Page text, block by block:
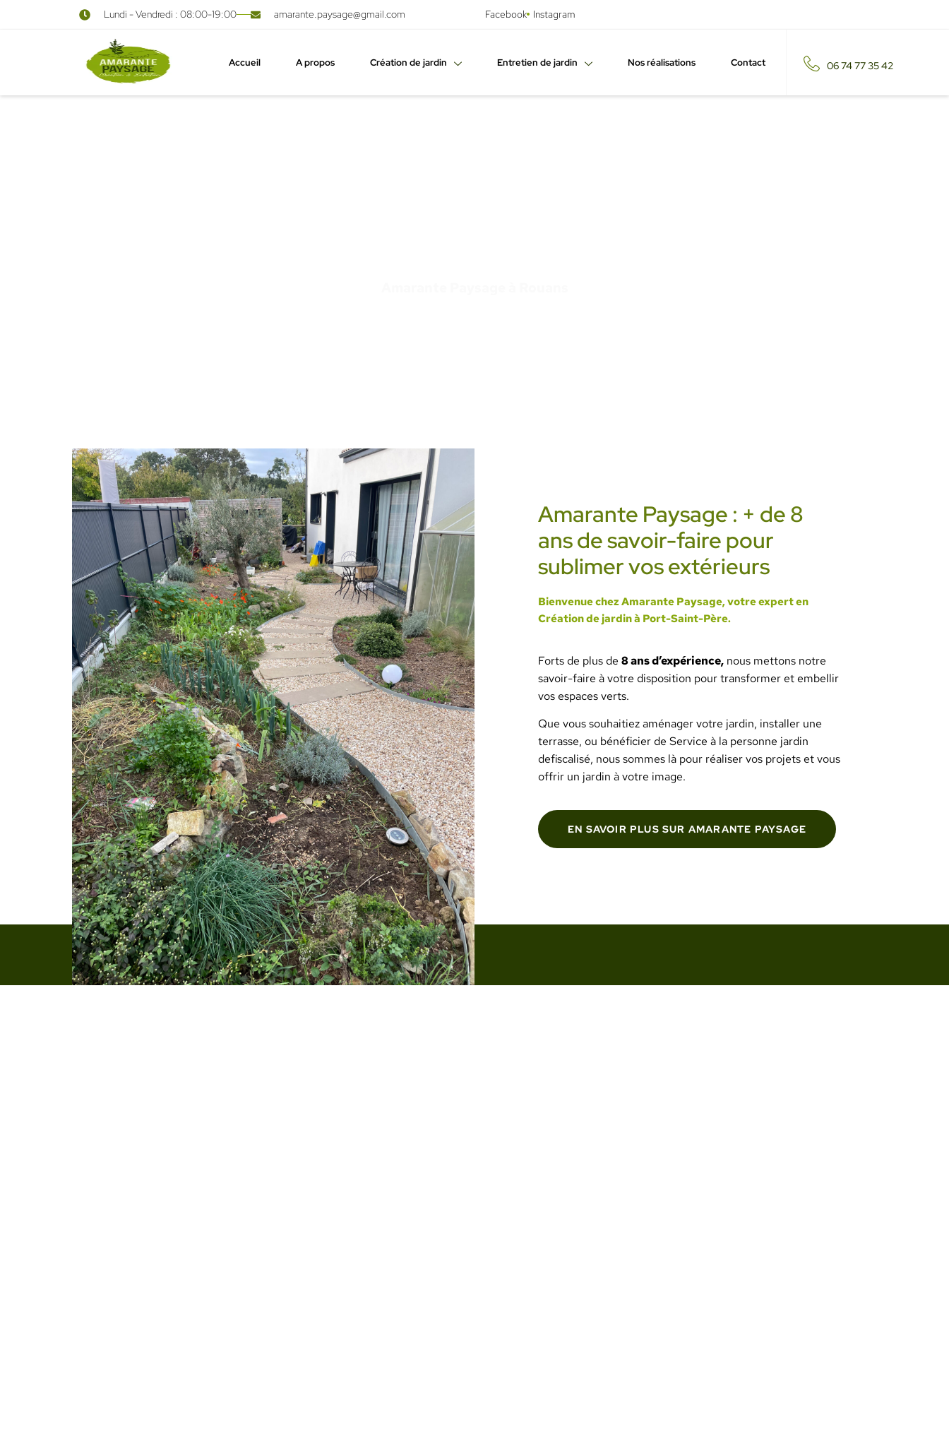
Lundi - Vendredi : 08:00-19:00 amarante.paysage@gmail.com Facebook Instagram
Accueil A propos Création de jardin Entretien de jardin Nos réalisations Contact 06 74 77 35 42
Amarante Paysage : + de 8
ans de savoir-faire pour
sublimer vos extérieurs
Bienvenue chez Amarante Paysage, votre expert en
Création de jardin à Port-Saint-Père.
Forts de plus de 8 ans d’expérience, nous mettons notre
savoir-faire à votre disposition pour transformer et embellir
vos espaces verts.
Que vous souhaitiez aménager votre jardin, installer une
terrasse, ou bénéficier de Service à la personne jardin
defiscalisé, nous sommes là pour réaliser vos projets et vous
offrir un jardin à votre image.
EN SAVOIR PLUS SUR AMARANTE PAYSAGE